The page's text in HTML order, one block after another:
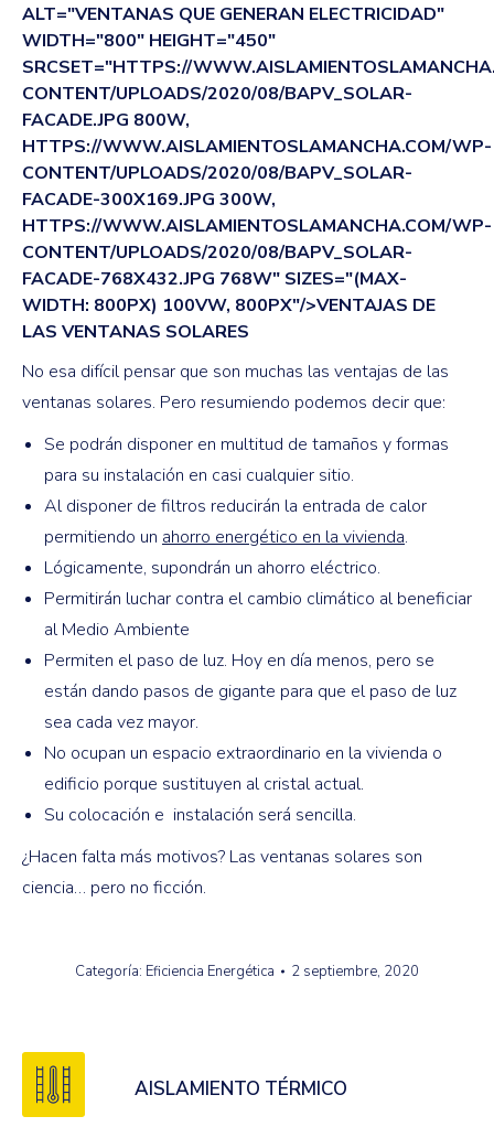
ALT="VENTANAS QUE GENERAN ELECTRICIDAD"
WIDTH="800" HEIGHT="450"
SRCSET="HTTPS://
CONTENT/UPLOADS/2020/08/BAPV_SOLAR-
FACADE.JPG 800W,
HTTPS://WWW.AISLAMIENTOSLAMANCHA.COM/WP-
CONTENT/UPLOADS/2020/08/BAPV_SOLAR-
FACADE-300X169.JPG 300W,
HTTPS://WWW.AISLAMIENTOSLAMANCHA.COM/WP-
CONTENT/UPLOADS/2020/08/BAPV_SOLAR-
FACADE-768X432.JPG 768W" SIZES="(MAX-
WIDTH: 800PX) 100VW, 800PX"/>VENTAJAS DE
LAS VENTANAS SOLARES
No esa difícil pensar que son muchas las ventajas de las
ventanas solares. Pero resumiendo podemos decir que:
Se podrán disponer en multitud de tamaños y formas
para su instalación en casi cualquier sitio.
Al disponer de filtros reducirán la entrada de calor
permitiendo un ahorro energético en la vivienda.
Lógicamente, supondrán un ahorro eléctrico.
Permitirán luchar contra el cambio climático al beneficiar
al Medio Ambiente
Permiten el paso de luz. Hoy en día menos, pero se
están dando pasos de gigante para que el paso de luz
sea cada vez mayor.
No ocupan un espacio extraordinario en la vivienda o
edificio porque sustituyen al cristal actual.
Su colocación e instalación será sencilla.
¿Hacen falta más motivos? Las ventanas solares son
ciencia… pero no ficción.
Categoría: Eficiencia Energética 2 septiembre, 2020
AISLAMIENTO TÉRMICO